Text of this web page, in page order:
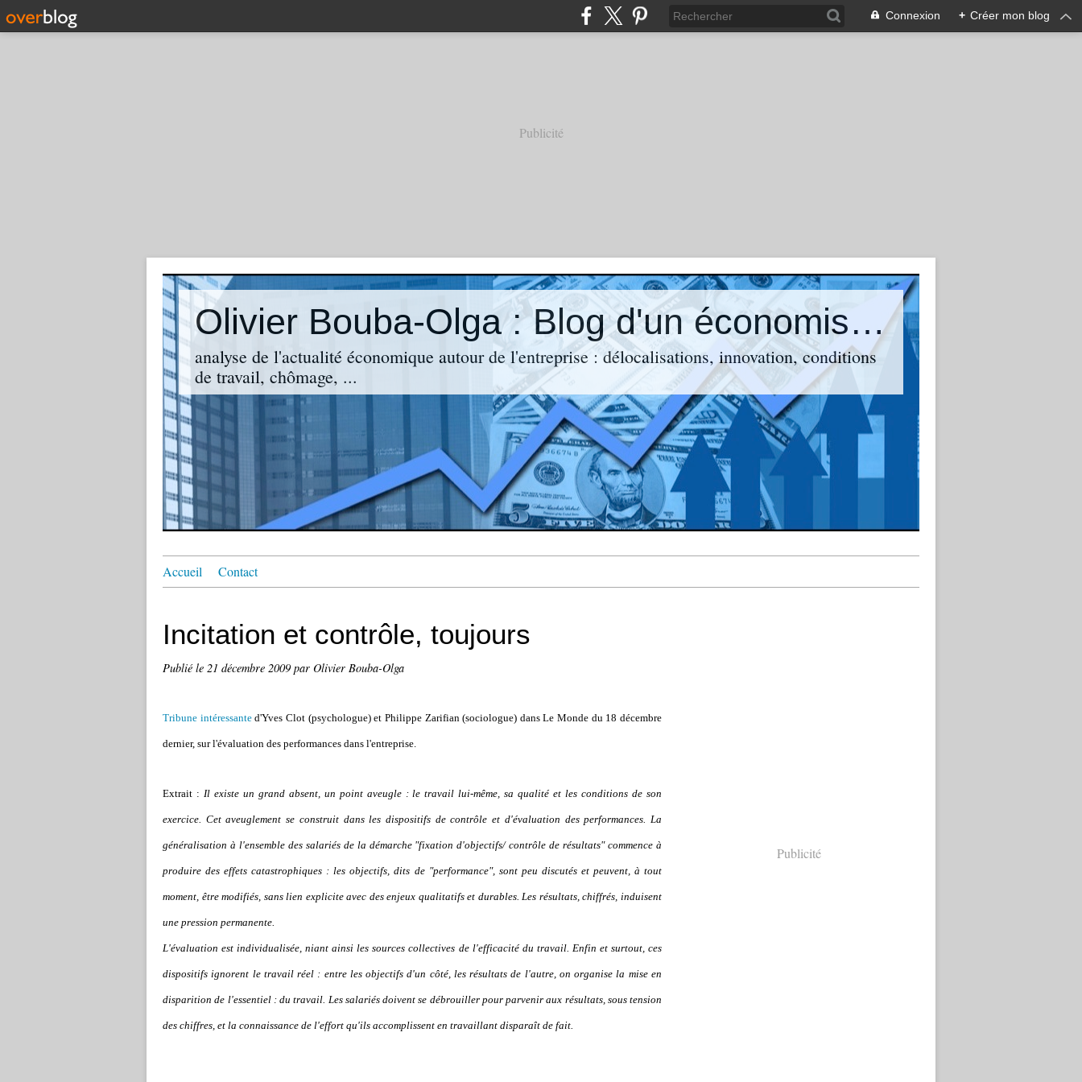
Connexion + Créer mon blog
Publicité
Olivier Bouba-Olga : Blog d'un économiste qui suit et commente l'actualité
analyse de l'actualité économique autour de l'entreprise : délocalisations, innovation, conditions
de travail, chômage, ...
Accueil Contact
Incitation et contrôle, toujours
Publié le 21 décembre 2009 par Olivier Bouba-Olga
Tribune intéressanted'Yves Clot (psychologue) et Philippe Zarifian (sociologue) dans Le Monde du 18 décembre
dernier, sur l'évaluation des performances dans l'entreprise.
Extrait : Il existe un grand absent, un point aveugle : le travail lui-même, sa qualité et les conditions de son
exercice. Cet aveuglement se construit dans les dispositifs de contrôle et d'évaluation des performances. La
généralisation à l'ensemble des salariés de la démarche "fixation d'objectifs/ contrôle de résultats" commence à
produire des effets catastrophiques : les objectifs, dits de "performance", sont peu discutés et peuvent, à tout
moment, être modifiés, sans lien explicite avec des enjeux qualitatifs et durables. Les résultats, chiffrés, induisent
une pression permanente.
L'évaluation est individualisée, niant ainsi les sources collectives de l'efficacité du travail. Enfin et surtout, ces
dispositifs ignorent le travail réel : entre les objectifs d'un côté, les résultats de l'autre, on organise la mise en
disparition de l'essentiel : du travail. Les salariés doivent se débrouiller pour parvenir aux résultats, sous tension
des chiffres, et la connaissance de l'effort qu'ils accomplissent en travaillant disparaît de fait.
Publicité